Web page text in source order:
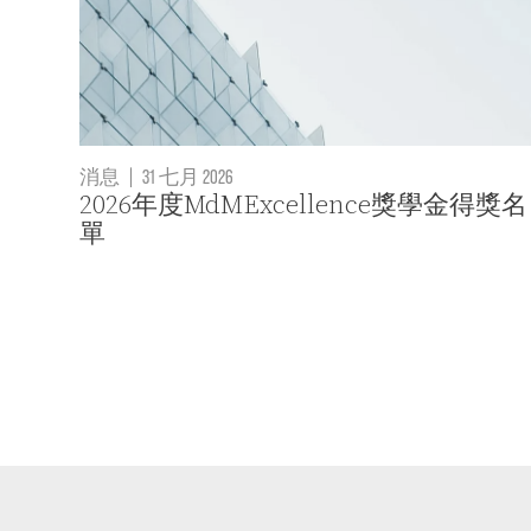
消息 | 31 七月 2026
2026年度MdMExcellence獎學金得獎名
單